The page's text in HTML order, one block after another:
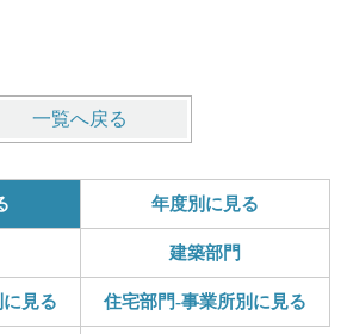
一覧へ戻る
年度別に見る
建築部門
見る 住宅部門-事業所別に見る